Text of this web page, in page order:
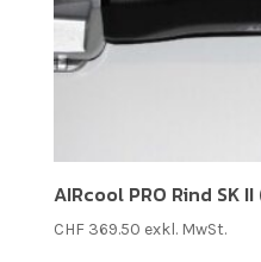
AIRcool PRO Rind SK
CHF369.50 exkl. MwSt.